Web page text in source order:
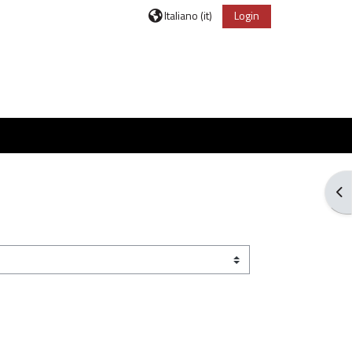
Italiano ‎(it)‎ Login